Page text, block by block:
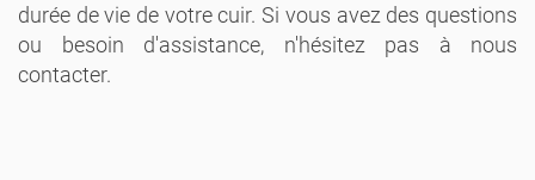
durée de vie de votre cuir. Si vous avez des questions
ou besoin d'assistance, n'hésitez pas à nous
contacter.